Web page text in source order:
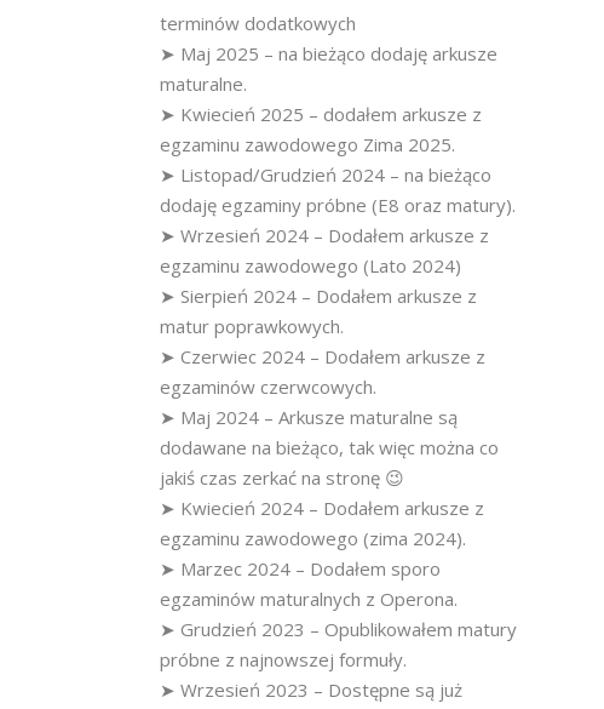
terminów dodatkowych
➤ Maj 2025 – na bieżąco dodaję arkusze
maturalne.
➤ Kwiecień 2025 – dodałem arkusze z
egzaminu zawodowego Zima 2025.
➤ Listopad/Grudzień 2024 – na bieżąco
dodaję egzaminy próbne (E8 oraz matury).
➤ Wrzesień 2024 – Dodałem arkusze z
egzaminu zawodowego (Lato 2024)
➤ Sierpień 2024 – Dodałem arkusze z
matur poprawkowych.
➤ Czerwiec 2024 – Dodałem arkusze z
egzaminów czerwcowych.
➤ Maj 2024 – Arkusze maturalne są
dodawane na bieżąco, tak więc można co
jakiś czas zerkać na stronę 😉
➤ Kwiecień 2024 – Dodałem arkusze z
egzaminu zawodowego (zima 2024).
➤ Marzec 2024 – Dodałem sporo
egzaminów maturalnych z Operona.
➤ Grudzień 2023 – Opublikowałem matury
próbne z najnowszej formuły.
➤ Wrzesień 2023 – Dostępne są już